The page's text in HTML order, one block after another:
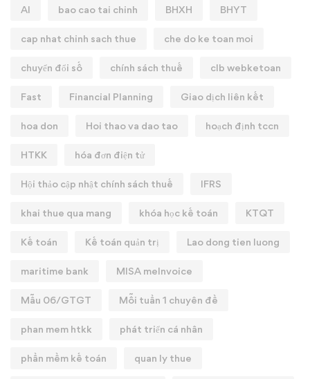
AI bao cao tai chinh BHXH BHYT
cap nhat chinh sach thue che do ke toan moi
chuyển đổi số chính sách thuế clb webketoan
Fast Financial Planning Giao dịch liên kết
hoa don Hoi thao va dao tao hoạch định tccn
HTKK hóa đơn điện tử
Hội thảo cập nhật chính sách thuế IFRS
khai thue qua mang khóa học kế toán KTQT
Kế toán Kế toán quản trị Lao dong tien luong
maritime bank MISA meInvoice
Mẫu 06/GTGT Mỗi tuần 1 chuyên đề
phan mem htkk phát triển cá nhân
phần mềm kế toán quan ly thue